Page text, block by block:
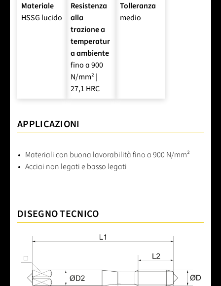
Materiale
HSSG lucido
Resistenza
alla
trazione a
temperatur
a ambiente
fino a 900
N/mm² |
27,1 HRC
Tolleranza
medio
APPLICAZIONI
Materiali con buona lavorabilità fino a 900 N/mm²
Acciai non legati e basso legati
DISEGNO TECNICO